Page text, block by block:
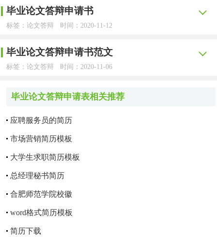
种有效的途径。推理过程的研究式学习也是训练严密逻辑思
维的有效方式。
本文通过对利用泰勒公式求极限的探讨，尤其是给出了
极限问题时能有一定的思路指导。
本人论文自20xx年2月开始至本年5月完成，主要进度情
况如下：20xx年2月：构思论文的大致结构；20xx年3月：查
阅相关国内外文献；20xx年4月：根据前量步的准备工作，
定，本论文按时完成，特申请本论文按时答辩，请批准。
本文主要研究发现：首先对英语主被动语态之间的不同
选择根源于英语动词的行为本身包含的行为特征；
被动语态认知方面起重要的作用;
分的位置移动 这也有可能引起句子语义的变化;
等肯能影响英语主被动语态的选择;
要信息的变化；
而且关系到语用、语义和人类认知心理诸多个方面 此
外；
对英语主被动语态之间不对称现象的`切入点在于英语动
词这一词类本身所以；
在微积分学中，泰勒公式占有重要的地位，并以各种形
的关键一环。本文主要研究泰勒公式及其在求极限方面的应
用。它是通过几个典型的例题，说明几个类型的问题，也即
纳）。这种研究对培养学生分析问题、解决问题的能力是一
维的有效方式。
本文通过对利用泰勒公式求极限的探讨，尤其是给出了
泰勒公式在其它方面的应用，显现出泰勒公式的应用之广
泛。其研究结果在求极限等问题时可以提供一些方法的参
极限问题时能有一定的思路指导。
本文在比较广泛地搜索、整理并系统地归纳总结出英语
动词主被动语态之间不对称现象的大量翔实、可靠的语言材
理论探索。
本文主要研究发现：
首先，对英语主被动语态之间的不同选择根源于英语动
及内涵的深入认识在英语主被动语态认知方面起重要的作
用；
其次，英语主动语态转换成被动语态时会导致部分句子
再次，英语中存在一些词类，比如，限定词，数量词和
一、申请条件
凡取得自考本科考试计划规定的12门以上课程考试成绩
下半年11月份。
2、考生网上下载填写《广西高等教育自学考试论文答
证上的课程顺序填写：“学分合计”应为最终毕业时所应取得
的总学分；并贴上一寸近期免冠相片。
3、论文题目由考生根据本人工作情况自行拟定。
三、论文写作及答辩
进入论文写作。
毕业论文答辩是毕业前重要的一件事情，大家要认真重
视!下面是YJBYS小编为大家收集的关于2017年毕业论文答
辩申请书，欢迎大家阅读借鉴!
2017年毕业论文答辩申请书【1】
申请答辩理由：
本文在比较广泛地搜索、整理并系统地归纳总结出英语
理论探索。
毕业论文答辩申请书
标签：论文答辩 时间：2020-11-12
毕业论文答辩申请表中的申请理由怎么写?下面YJBYS
小编整理了论文答辩申请书范文，供大家参考，欢迎阅读。
本科、硕士毕业论文答辩申请书
论文题目
论文完成日期 20XX年03月
论文字数
申请答辩时间 20XX年05月
申请答辩理由：
毕业论文答辩申请书范文
标签：论文答辩 时间：2020-11-06
考生参加论文答辩，不是要照本宣科地把自己的论文读
求考生将论文简介做成ppt形式。无论形式如何，考生对论文
的阐述都要做到简练、准确、规范。下面是小编为大家分享
的毕业论文答辩申请书范文，欢迎浏览！
范文一
姓名
学号
毕业论文答辩申请表相关推荐
应聘服务员的简历
市场营销简历模板
大学生求职简历模板
总经理秘书简历
合肥师范学院校徽
word格式简历模板
简历下载